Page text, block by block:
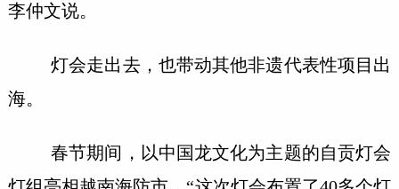
李仲文说。
灯会走出去，也带动其他非遗代表性项目出
海。
春节期间，以中国龙文化为主题的自贡灯会